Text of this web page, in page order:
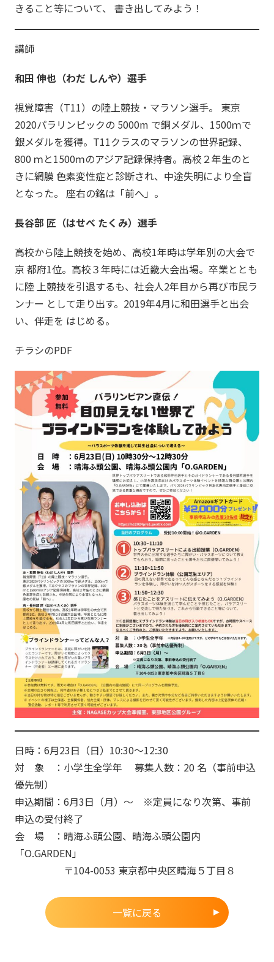
きること等について、 書き出してみよう！
講師
和田 伸也（わだ しんや）選手
視覚障害（T11）の陸上競技・マラソン選手。 東京
2020パラリンピックの 5000m で銅メダル、1500ｍで
銀メダルを獲得。T11クラスのマラソンの世界記録、
800 ｍと1500ｍのアジア記録保持者。高校２年生のと
きに網膜 色素変性症と診断され、中途失明により全盲
となった。 座右の銘は「前へ」。
長谷部 匠（はせべ たくみ）選手
高校から陸上競技を始め、高校1年時は学年別の大会で
京 都府1位。高校３年時には近畿大会出場。卒業ととも
に陸 上競技を引退するも、社会人2年目から再び市民ラ
ンナー として走り出す。2019年4月に和田選手と出会
い、伴走を はじめる。
チラシのPDF
日時：6月23日（日）10:30〜12:30
対 象 ：小学生全学年 募集人数：20 名（事前申込
優先制）
申込期間：6月3日（月）〜 ※定員になり次第、事前
申込の受付終了
会 場 ：晴海ふ頭公園、晴海ふ頭公園内
「O.GARDEN」
〒104-0053 東京都中央区晴海５丁目８
一覧に戻る